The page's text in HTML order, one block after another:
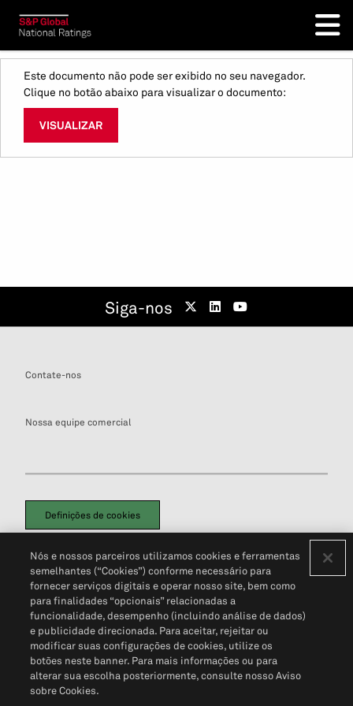
Este documento não pode ser exibido no seu navegador.
Clique no botão abaixo para visualizar o documento:
VISUALIZAR
Siga-nos
Contate-nos
Nossa equipe comercial
Definições de cookies
Política de PrivacidadePortal de privacidade do cliente (em inglês)
Não Venda Minhas Informações Pessoais© 2026 S&P Global
Nós e nossos parceiros utilizamos cookies e ferramentas
semelhantes (“Cookies”) conforme necessário para
fornecer serviços digitais e operar nosso site, bem como
para finalidades “opcionais” relacionadas a
funcionalidade, desempenho (incluindo análise de dados)
e publicidade direcionada. Para aceitar, rejeitar ou
modificar suas configurações de cookies, utilize os
botões neste banner. Para mais informações ou para
alterar sua escolha posteriormente, consulte nosso Aviso
sobre Cookies.